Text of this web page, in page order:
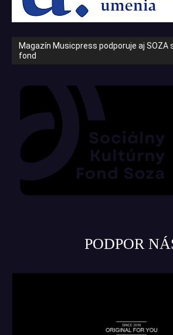
Magazín Musicpress podporuje aj SOZA
fond
PODPOR